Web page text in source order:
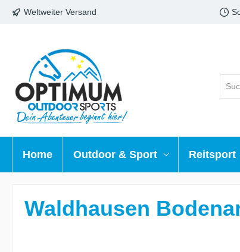
Weltweiter Versand
Home Outdoor & Sport Reitsport
Waldhausen